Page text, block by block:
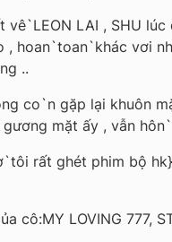
LAI , SHU
hoan`toan`khác vơi
..
co`n gặp lại khuôn
mặt ấy , vẫn
rất ghét phim bộ
cô:MY LOVING 777,